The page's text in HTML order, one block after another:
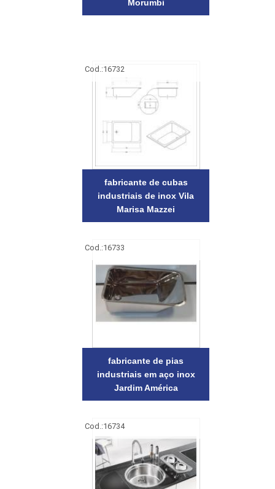
Morumbi
Cod.:16732
fabricante de cubas
industriais de inox Vila
Marisa Mazzei
Cod.:16733
fabricante de pias
industriais em aço inox
Jardim América
Cod.:16734